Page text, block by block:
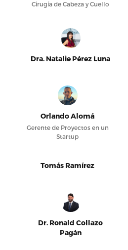
Cirugía de Cabeza y Cuello
Dra. Natalie Pérez Luna
Orlando Alomá
Gerente de Proyectos en un
Startup
Tomás Ramírez
Dr. Ronald Collazo
Pagán